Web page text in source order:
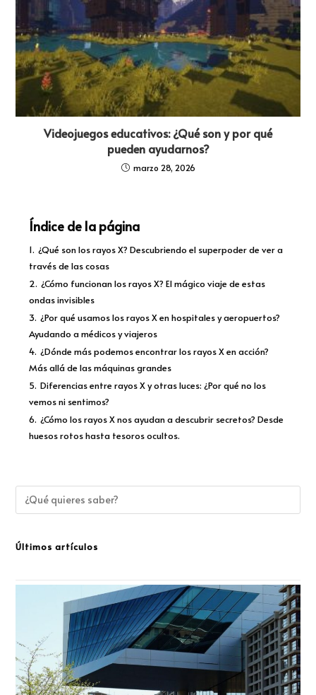
Videojuegos educativos: ¿Qué son y por qué
pueden ayudarnos?
marzo 28, 2026
Índice de la página
1. ¿Qué son los rayos X? Descubriendo el superpoder de ver a
través de las cosas
2. ¿Cómo funcionan los rayos X? El mágico viaje de estas
ondas invisibles
3. ¿Por qué usamos los rayos X en hospitales y aeropuertos?
Ayudando a médicos y viajeros
4. ¿Dónde más podemos encontrar los rayos X en acción?
Más allá de las máquinas grandes
5. Diferencias entre rayos X y otras luces: ¿Por qué no los
vemos ni sentimos?
6. ¿Cómo los rayos X nos ayudan a descubrir secretos? Desde
huesos rotos hasta tesoros ocultos.
Últimos artículos